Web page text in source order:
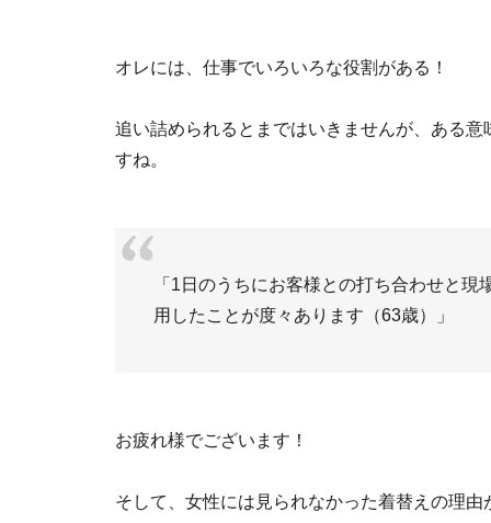
オレには、仕事でいろいろな役割がある！
追い詰められるとまではいきませんが、ある
すね。
「1日のうちにお客様との打ち合わせと
用したことが度々あります（63歳）」
お疲れ様でございます！
そして、女性には見られなかった着替えの理由